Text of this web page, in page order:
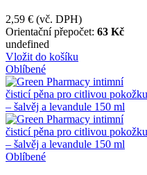
2,59 € (vč. DPH)
Orientační přepočet: 63 Kč
undefined
Vložit do košíku
Oblíbené
Oblíbené